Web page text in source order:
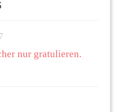
nur gratulieren.